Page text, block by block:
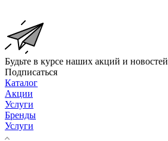
Будьте в курсе наших акций и новостей
Подписаться
Каталог
Акции
Услуги
Бренды
Услуги